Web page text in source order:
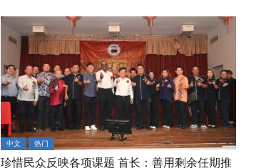
中文 热门
珍惜民众反映各项课题 首长：善用剩余任期推